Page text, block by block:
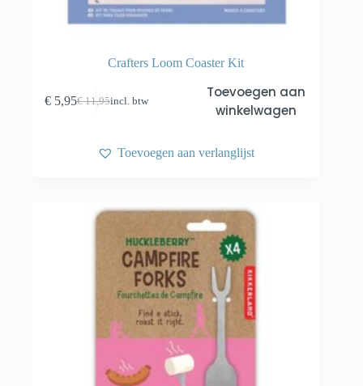
Crafters Loom Coaster Kit
€11,95
Oorspronkelijke
€ 11,95.
€5,95Huidige
€ 5,95.
incl. btw
Toevoegen aan
winkelwagen
Toevoegen aan verlanglijst